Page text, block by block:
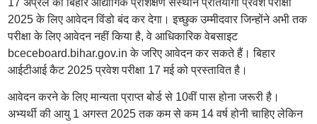
17 अप्रैल को बिहार औद्योगिक प्रशिक्षण संस्थान प्रतियोगी प्रवेश परीक्षा
2025 के लिए आवेदन विंडो बंद कर देगा। इच्छुक उम्मीदवार जिन्होंने अभी तक
परीक्षा के लिए आवेदन नहीं किया है, वे आधिकारिक वेबसाइट
bceceboard.bihar.gov.in के जरिए आवेदन कर सकते हैं। बिहार
आईटीआई कैट 2025 प्रवेश परीक्षा 17 मई को प्रस्तावित है।
आवेदन करने के लिए मान्यता प्राप्त बोर्ड से 10वीं पास होना जरूरी है।
अभ्यर्थी की आयु 1 अगस्त 2025 तक कम से कम 14 वर्ष होनी चाहिए लेकिन